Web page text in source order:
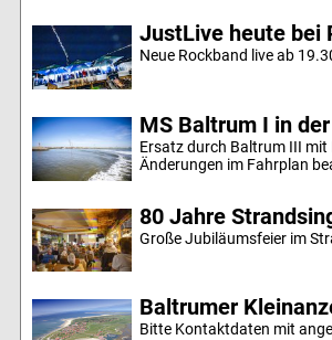
JustLive heute bei
Neue Rockband live ab
MS Baltrum I in
Ersatz durch Baltrum III
Änderungen im Fahrplan
80 Jahre
Große Jubiläumsfeier im
Baltrumer
Bitte Kontaktdaten mit